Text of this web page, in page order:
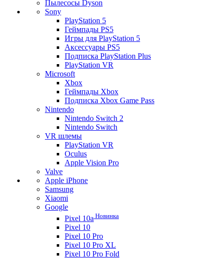
Пылесосы Dyson
Sony
PlayStation 5
Геймпады PS5
Игры для PlayStation 5
Аксессуары PS5
Подписка PlayStation Plus
PlayStation VR
Microsoft
Xbox
Геймпады Xbox
Подписка Xbox Game Pass
Nintendo
Nintendo Switch 2
Nintendo Switch
VR шлемы
PlayStation VR
Oculus
Apple Vision Pro
Valve
Apple iPhone
Samsung
Xiaomi
Google
Pixel 10a Новинка
Pixel 10
Pixel 10 Pro
Pixel 10 Pro XL
Pixel 10 Pro Fold